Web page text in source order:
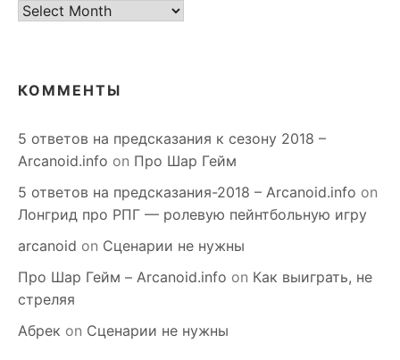
старое
КОММЕНТЫ
5 ответов на предсказания к сезону 2018 –
Arcanoid.info on Про Шар Гейм
5 ответов на предсказания-2018 – Arcanoid.info on
Лонгрид про РПГ — ролевую пейнтбольную игру
arcanoid on Сценарии не нужны
Про Шар Гейм – Arcanoid.info on Как выиграть, не
стреляя
Абрек on Сценарии не нужны